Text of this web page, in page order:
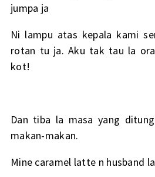
jumpa ja
Ni lampu atas kepala kami
rotan tu ja. Aku tak tau la
kot!
Dan tiba la masa yang
makan-makan.
Mine caramel latte n husband